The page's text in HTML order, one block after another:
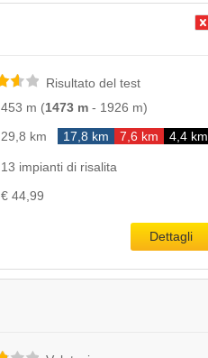
Risultato del test
453 m (1473 m - 1926 m)
29,8 km
17,8 km 7,6 km 4,4 km
13 impianti di risalita
€ 44,99
Dettagli